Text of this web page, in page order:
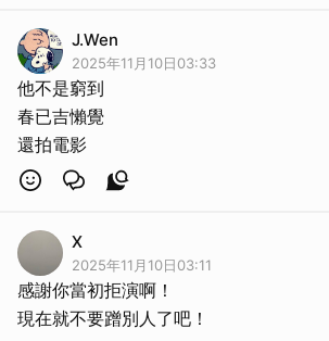
J.Wen
2025年11月10日03:33
他不是窮到
春已吉懶覺
還拍電影
X
2025年11月10日03:11
感謝你當初拒演啊！
現在就不要蹭別人了吧！